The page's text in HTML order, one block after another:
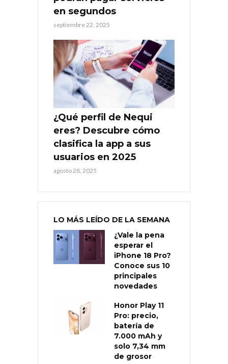
en segundos
septiembre 22, 2025
¿Qué perfil de Nequi
eres? Descubre cómo
clasifica la app a sus
usuarios en 2025
agosto 28, 2025
LO MÁS LEÍDO DE LA SEMANA
¿Vale la pena
esperar el
iPhone 18 Pro?
Conoce sus 10
principales
novedades
Honor Play 11
Pro: precio,
batería de
7.000 mAh y
solo 7,34 mm
de grosor